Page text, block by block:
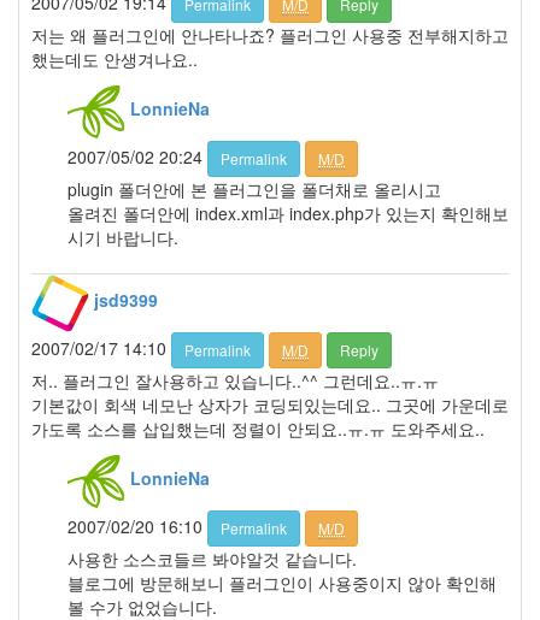
저는 왜 플러그인에 안나타나죠? 플러그인 사용중 전부해지하고
했는데도 안생겨나요..
LonnieNa
2007/05/02 20:24
Permalink M/D
plugin 폴더안에 본 플러그인을 폴더채로 올리시고
올려진 폴더안에 index.xml과 index.php가 있는지 확인해보
시기 바랍니다.
jsd9399
2007/02/17 14:10
Permalink M/D Reply
저.. 플러그인 잘사용하고 있습니다..^^ 그런데요..ㅠ.ㅠ
기본값이 회색 네모난 상자가 코딩되있는데요.. 그곳에 가운데로
가도록 소스를 삽입했는데 정렬이 안되요..ㅠ.ㅠ 도와주세요..
LonnieNa
2007/02/20 16:10
Permalink M/D
사용한 소스코들르 봐야알것 같습니다.
블로그에 방문해보니 플러그인이 사용중이지 않아 확인해
볼 수가 없었습니다.
1
월
2006
2006
3
월
35
2006
년
4
월
2006
2006